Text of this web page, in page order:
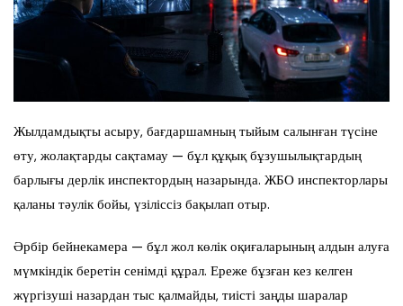
Жылдамдықты асыру, бағдаршамның тыйым салынған түсіне
өту, жолақтарды сақтамау — бұл құқық бұзушылықтардың
барлығы дерлік инспектордың назарында. ЖБО инспекторлары
қаланы тәулік бойы, үзіліссіз бақылап отыр.
Әрбір бейнекамера — бұл жол көлік оқиғаларының алдын алуға
мүмкіндік беретін сенімді құрал. Ереже бұзған кез келген
жүргізуші назардан тыс қалмайды, тиісті заңды шаралар